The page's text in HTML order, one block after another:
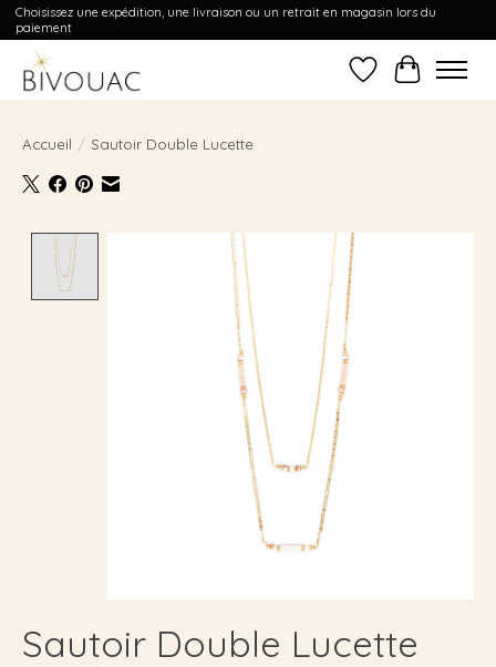
Choisissez une expédition, une livraison ou un retrait en magasin lors du
paiement
Liste dePanier
Accueil / Sautoir Double Lucette
Product image slideshow Items
Sautoir Double Lucette